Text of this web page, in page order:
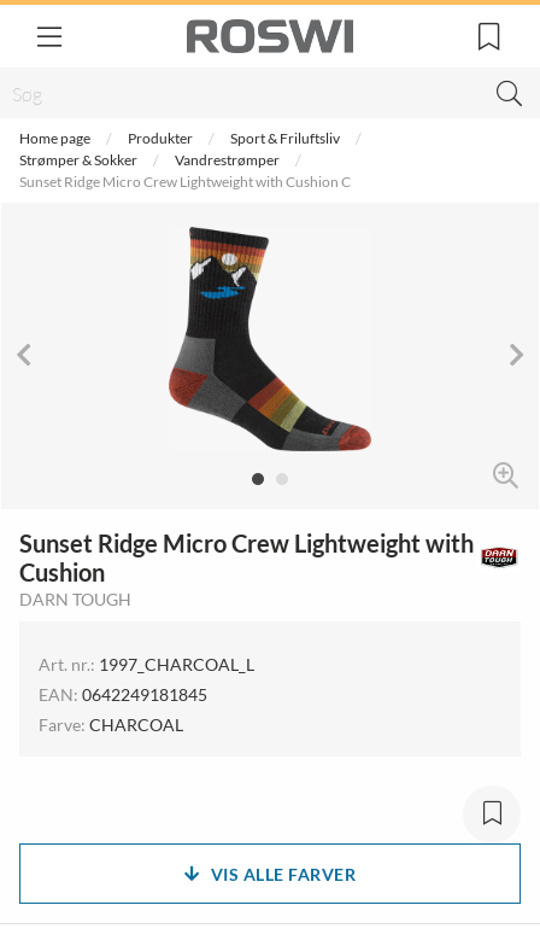
Home page Produkter
Sport & Friluftsliv
Strømper & Sokker
Vandrestrømper
Sunset Ridge Micro Crew Lightweight with Cushion C
Sunset Ridge Micro Crew Lightweight with
Cushion
DARN TOUGH
Art. nr.: 1997_CHARCOAL_L
EAN: 0642249181845
Farve: CHARCOAL
VIS ALLE FARVER